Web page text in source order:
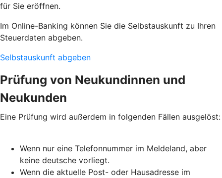
für Sie eröffnen.
Im Online-Banking können Sie die Selbstauskunft zu Ihren
Steuerdaten abgeben.
Selbstauskunft abgeben
Prüfung von Neukundinnen und
Neukunden
Eine Prüfung wird außerdem in folgenden Fällen ausgelöst:
Wenn nur eine Telefonnummer im Meldeland, aber
keine deutsche vorliegt.
Wenn die aktuelle Post- oder Hausadresse im